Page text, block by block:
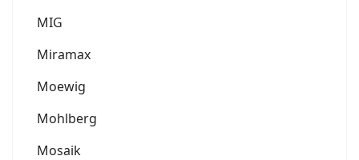
MIG
Miramax
Moewig
Mohlberg
Mosaik